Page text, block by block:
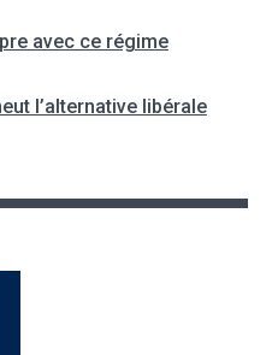
avec ce régime
l’alternative libérale